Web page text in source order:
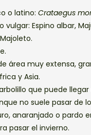
o latino: Crataegus
Espino albar,
área muy extensa,
y Asia.
que puede
no suele pasar de
anaranjado o pardo
pasar el invierno.